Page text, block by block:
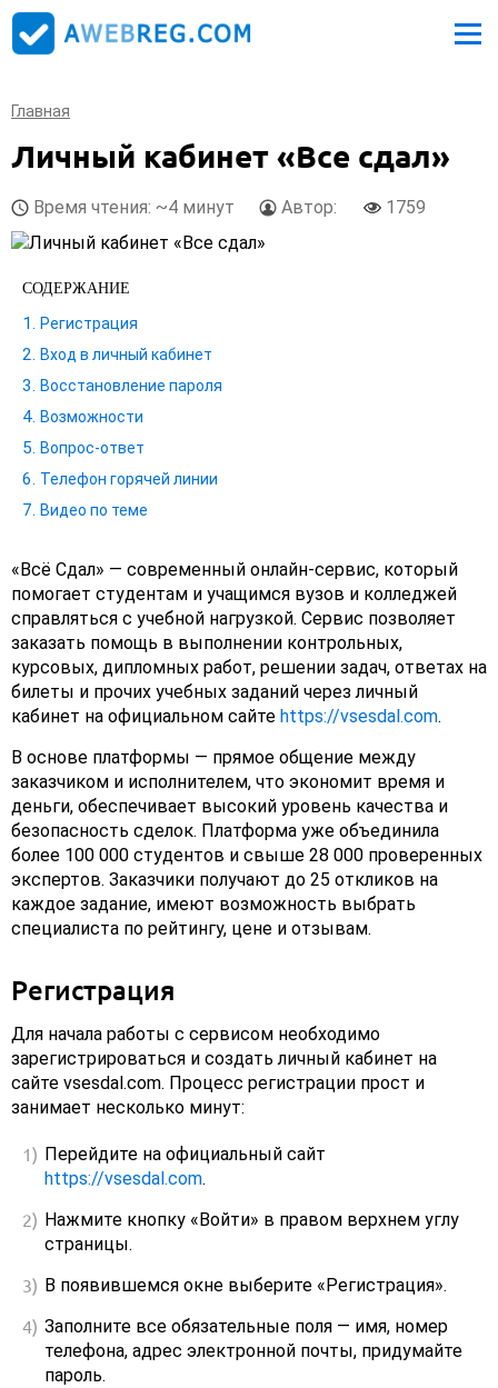
Главная
Личный кабинет «Все сдал»
Время чтения: ~4 минут Автор: 1759
СОДЕРЖАНИЕ
Регистрация
Вход в личный кабинет
Восстановление пароля
Возможности
Вопрос-ответ
Телефон горячей линии
Видео по теме
«Всё Сдал» — современный онлайн-сервис, который
помогает студентам и учащимся вузов и колледжей
справляться с учебной нагрузкой. Сервис позволяет
заказать помощь в выполнении контрольных,
курсовых, дипломных работ, решении задач, ответах на
билеты и прочих учебных заданий через личный
кабинет на официальном сайте https://vsesdal.com.
В основе платформы — прямое общение между
заказчиком и исполнителем, что экономит время и
деньги, обеспечивает высокий уровень качества и
безопасность сделок. Платформа уже объединила
более 100 000 студентов и свыше 28 000 проверенных
экспертов. Заказчики получают до 25 откликов на
каждое задание, имеют возможность выбрать
специалиста по рейтингу, цене и отзывам.
Регистрация
Для начала работы с сервисом необходимо
зарегистрироваться и создать личный кабинет на
сайте vsesdal.com. Процесс регистрации прост и
занимает несколько минут:
Перейдите на официальный сайт
https://vsesdal.com.
Нажмите кнопку «Войти» в правом верхнем углу
страницы.
В появившемся окне выберите «Регистрация».
Заполните все обязательные поля — имя, номер
телефона, адрес электронной почты, придумайте
пароль.